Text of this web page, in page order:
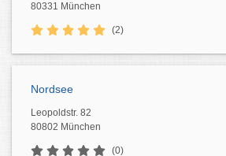
80331 München
(2)
Nordsee
Leopoldstr. 82
80802 München
(0)